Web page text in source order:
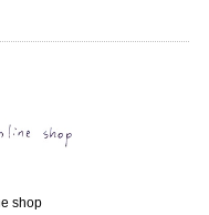
shop